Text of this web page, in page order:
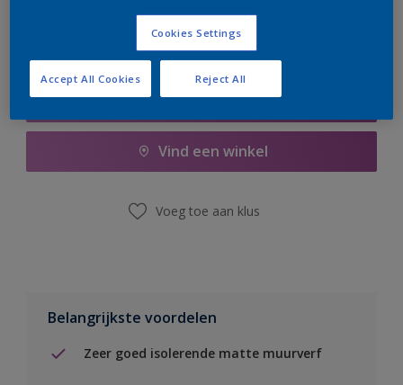
Boodschappenlijst
Vind een winkel
Voeg toe aan klus
Belangrijkste voordelen
Zeer goed isolerende matte muurverf
Cookies Settings
Reject All
Accept All Cookies